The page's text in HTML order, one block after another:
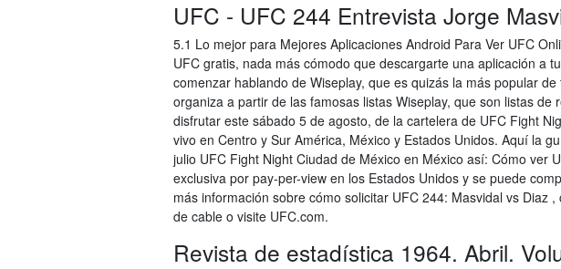
UFC - UFC 244 Entrevista Jorge
5.1 Lo mejor para Mejores Aplicaciones Android Para Ver UFC
UFC gratis, nada más cómodo que descargarte una aplicación a
comenzar hablando de Wiseplay, que es quizás la más popular
organiza a partir de las famosas listas Wiseplay, que son listas de
disfrutar este sábado 5 de agosto, de la cartelera de UFC Fight
vivo en Centro y Sur América, México y Estados Unidos. Aquí la
julio UFC Fight Night Ciudad de México en México así: Cómo ver
exclusiva por pay-per-view en los Estados Unidos y se puede
más información sobre cómo solicitar UFC 244: Masvidal vs Diaz
de cable o visite UFC.com.
Revista de estadística 1964. Abril.